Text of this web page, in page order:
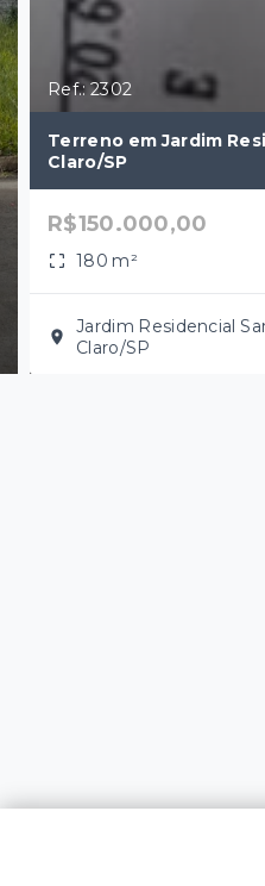
Ref.: 2302
Terreno em Jardim
Claro/SP
R$150.000,00
180 m²
Jardim Residencial
Claro/SP